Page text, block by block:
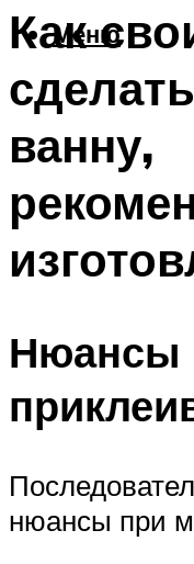
Меню
Как
ванну,
Нюансы
нюансы при